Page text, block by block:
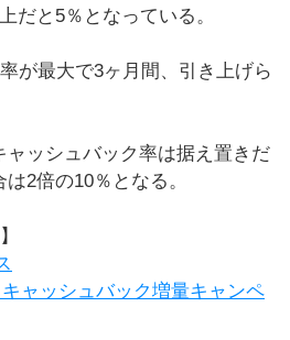
だと5％となっている。
が最大で3ヶ月間、引き上げら
ャッシュバック率は据え置きだ
2倍の10％となる。
ャッシュバック増量キャンペ